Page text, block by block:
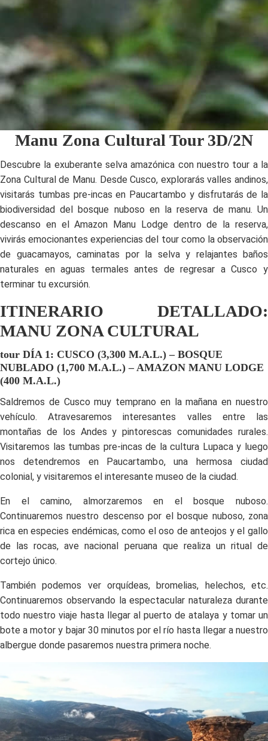
Manu Zona Cultural Tour 3D/2N
Descubre la exuberante selva amazónica con nuestro tour a la
Zona Cultural de Manu. Desde Cusco, explorarás valles andinos,
visitarás tumbas pre-incas en Paucartambo y disfrutarás de la
biodiversidad del bosque nuboso en la reserva de manu. Un
descanso en el Amazon Manu Lodge dentro de la reserva,
vivirás emocionantes experiencias del tour como la observación
de guacamayos, caminatas por la selva y relajantes baños
naturales en aguas termales antes de regresar a Cusco y
terminar tu excursión.
ITINERARIO DETALLADO:
MANU ZONA CULTURAL
tour DÍA 1: CUSCO (3,300 M.A.L.) – BOSQUE
NUBLADO (1,700 M.A.L.) – AMAZON MANU LODGE
(400 M.A.L.)
Saldremos de Cusco muy temprano en la mañana en nuestro
vehículo. Atravesaremos interesantes valles entre las
montañas de los Andes y pintorescas comunidades rurales.
Visitaremos las tumbas pre-incas de la cultura Lupaca y luego
nos detendremos en Paucartambo, una hermosa ciudad
colonial, y visitaremos el interesante museo de la ciudad.
En el camino, almorzaremos en el bosque nuboso.
Continuaremos nuestro descenso por el bosque nuboso, zona
rica en especies endémicas, como el oso de anteojos y el gallo
de las rocas, ave nacional peruana que realiza un ritual de
cortejo único.
También podemos ver orquídeas, bromelias, helechos, etc.
Continuaremos observando la espectacular naturaleza durante
todo nuestro viaje hasta llegar al puerto de atalaya y tomar un
bote a motor y bajar 30 minutos por el río hasta llegar a nuestro
albergue donde pasaremos nuestra primera noche.